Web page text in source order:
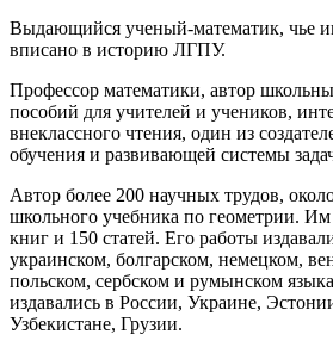
Выдающийся ученый-математик, чье
вписано в историю ЛГПУ.
Профессор математики, автор
пособий для учителей и учеников,
внеклассного чтения, один из
обучения и развивающей системы
Автор более 200 научных трудов,
школьного учебника по геометрии.
книг и 150 статей. Его работы
украинском, болгарском, немецком,
польском, сербском и румынском
издавались в России, Украине,
Узбекистане, Грузии.